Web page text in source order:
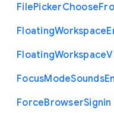
FilePickerChoose
FloatingWorkspace
FloatingWorkspace
FocusModeSounds
ForceBrowserSignin